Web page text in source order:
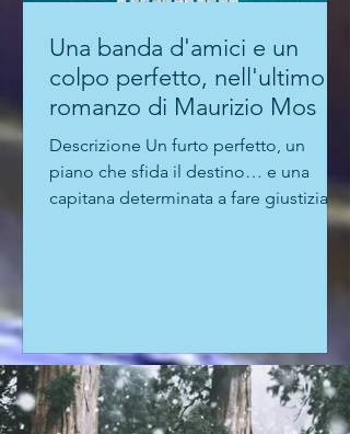
Una banda d'amici e un
colpo perfetto, nell'ultimo
romanzo di Maurizio Mos
Descrizione Un furto perfetto, un
piano che sfida il destino… e una
capitana determinata a fare giustizia. In